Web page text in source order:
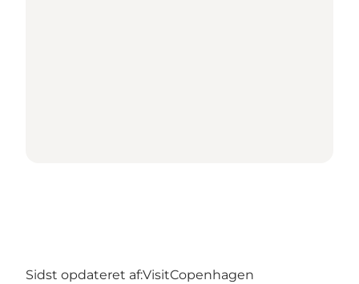
Sidst opdateret af:VisitCopenhagen